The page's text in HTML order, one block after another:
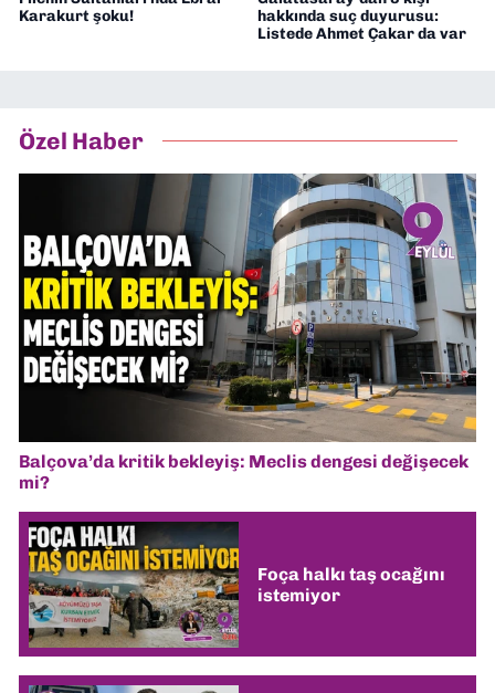
Karakurt şoku!
hakkında suç duyurusu:
Listede Ahmet Çakar da var
Özel Haber
Balçova’da kritik bekleyiş: Meclis dengesi değişecek
mi?
Foça halkı taş ocağını
istemiyor